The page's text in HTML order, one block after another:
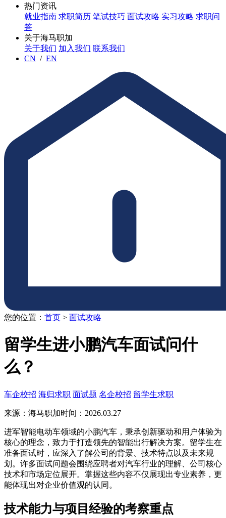
热门资讯
就业指南 求职简历 笔试技巧 面试攻略 实习攻略 求职问
答
关于海马职加
关于我们 加入我们 联系我们
CN / EN
您的位置： 首页 > 面试攻略
留学生进小鹏汽车面试问什
么？
车企校招 海归求职 面试题 名企校招 留学生求职
来源：海马职加时间：2026.03.27
进军智能电动车领域的小鹏汽车，秉承创新驱动和用户体验为
核心的理念，致力于打造领先的智能出行解决方案。留学生在
准备面试时，应深入了解公司的背景、技术特点以及未来规
划。许多面试问题会围绕应聘者对汽车行业的理解、公司核心
技术和市场定位展开。掌握这些内容不仅展现出专业素养，更
能体现出对企业价值观的认同。
技术能力与项目经验的考察重点